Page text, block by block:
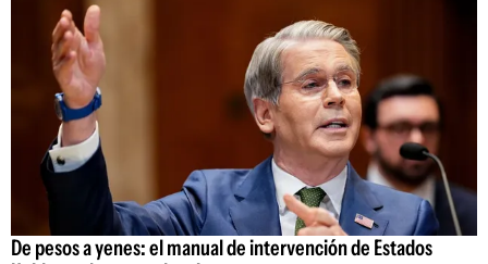
De pesos a yenes: el manual de intervención de Estados